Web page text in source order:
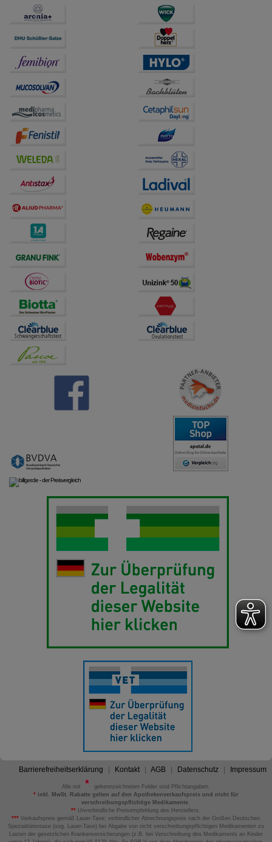
Barrierefreiheitserklärung Kontakt AGB Datenschutz Impressum
Alle mit
gekennzeichneten Felder sind Pflichtangaben.
*inkl. MwSt. Rabatte gelten auf den Apothekenverkaufspreis und nicht für
verschreibungspflichtige Medikamente.
** Unverbindliche Preisempfehlung des Herstellers.
*** Verkaufspreis gemäß Lauer-Taxe; verbindlicher Abrechnungspreis nach der Großen Deutschen
Spezialitätentaxe (sog. Lauer-Taxe) bei Abgabe von nicht verschreibungspflichtigen Medikamenten zu
Lasten der gesetzlichen Krankenversicherungen (z.B. bei Verschreibung des Medikaments an Kinder